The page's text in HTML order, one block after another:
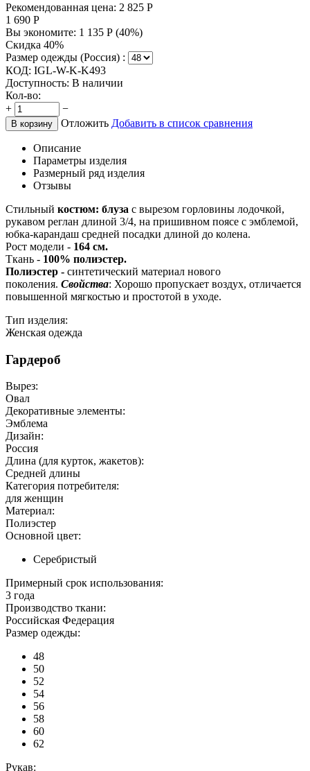
Рекомендованная цена: 2 825 Р
1 690 Р
Вы экономите: 1 135 Р (40%)
Скидка 40%
Размер одежды (Россия) :
КОД: IGL-W-K-K493
Доступность: В наличии
Кол-во:
+
−
В корзину Отложить Добавить в список сравнения
Описание
Параметры изделия
Размерный ряд изделия
Отзывы
Стильный костюм: блуза с вырезом горловины лодочкой,
рукавом реглан длиной 3/4, на пришивном поясе с эмблемой,
юбка-карандаш средней посадки длиной до колена.
Рост модели - 164 см.
Ткань - 100% полиэстер.
Полиэстер - синтетический материал нового
поколения. Свойства: Хорошо пропускает воздух, отличается
повышенной мягкостью и простотой в уходе.
Тип изделия:
Женская одежда
Гардероб
Вырез:
Овал
Декоративные элементы:
Эмблема
Дизайн:
Россия
Длина (для курток, жакетов):
Средней длины
Категория потребителя:
для женщин
Материал:
Полиэстер
Основной цвет:
Серебристый
Примерный срок использования:
3 года
Производство ткани:
Российская Федерация
Размер одежды:
48
50
52
54
56
58
60
62
Рукав: